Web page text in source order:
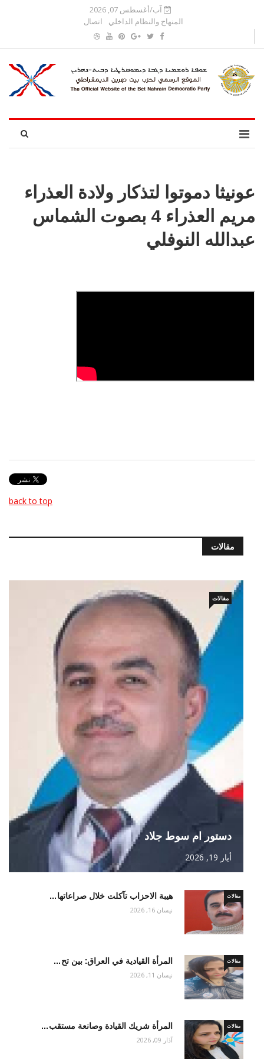
آب/أغسطس 07, 2026
المنهاج والنظام الداخلي
اتصال
عونيثا دموتوا لتذكار ولادة العذراء
مريم العذراء 4 بصوت الشماس
عبدالله النوفلي
back to top
مقالات
دستور ام سوط جلاد
أيار 19, 2026
مقالات
هيبة الاحزاب تآكلت خلال صراعاتها… مقالات
نيسان 16, 2026
المرأة القيادية في العراق: بين تح… مقالات
نيسان 11, 2026
المرأة شريك القيادة وصانعة مستقب… مقالات
آذار 09, 2026